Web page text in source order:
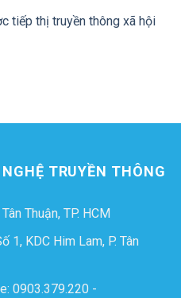
tiếp thị truyền thông xã hội
TRUYỀN THÔNG
Thuận, TP. HCM
1, KDC Him Lam, P. Tân
0903.379.220-